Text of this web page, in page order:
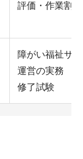
評価・作業割
障がい福祉サ
運営の実務
修了試験